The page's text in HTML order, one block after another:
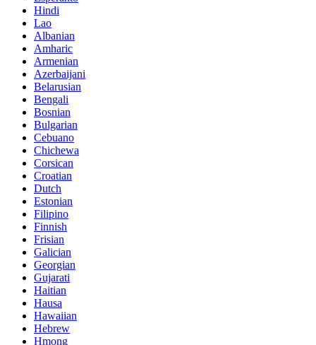
Hindi
Lao
Albanian
Amharic
Armenian
Azerbaijani
Belarusian
Bengali
Bosnian
Bulgarian
Cebuano
Chichewa
Corsican
Croatian
Dutch
Estonian
Filipino
Finnish
Frisian
Galician
Georgian
Gujarati
Haitian
Hausa
Hawaiian
Hebrew
Hmong